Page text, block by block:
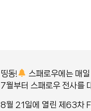
띵동!
스패로우에는 매
7월부터 스패로우 전사를
8월 21일에 열린 제63차